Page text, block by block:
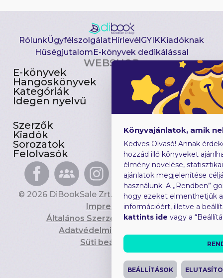
RólunkÜgyfélszolgálatHírlevélGYIKKiadóknak
HűségjutalomE-könyvek dedikálással
WEBSHOP
E-könyvek
Hangoskönyvek
Kategóriák
Idegen nyelvű
Csomagajánlatok
Akciósak
Előjegyezhetők
Újdonságok
Szerzők
Kiadók
Sorozatok
Felolvasók
Gyerekkönyvek
Heti toplista
Ajándékutalvány
Blog
© 2026 DiBookSale Zrt. Minden jog fenntartva.
Impresszum
Általános Szerződési Feltételek
Adatvédelmi Tájékoztató
Süti beállítások
Könyvajánlatok, amik
Kedves Olvasó! Annak
hozzád illő könyveket
élmény növelése,
ajánlatok megjelenítése
használunk. A „Rendben”
hogy ezeket elmenthetjük
információért, illetve a
kattints ide vagy a
BEÁLLÍTÁSOK